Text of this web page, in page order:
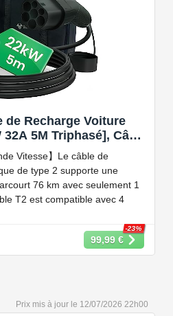
de Recharge Voiture
5M Triphasé], Câble
PHEV, Câble T2 avec
Compatible avec Model
E-Tron, IONIQ 5, Zoe,
etc
Vitesse】Le câble de
de type 2 supporte une
76 km avec seulement 1
T2 est compatible avec 4
】Nos câbles type 2 vous
CHAdeMO et GB/T.
99,99 €
-23%
12/07/2026 22h00